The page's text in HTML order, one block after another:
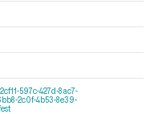
597c-427d-8ac7-
2c0f-4b53-8e39-